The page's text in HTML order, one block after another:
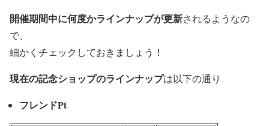
開催期間中に何度かラインナップが更新されるようなの
で、
細かくチェックしておきましょう！
現在の記念ショップのラインナップは以下の通り
フレンドPt